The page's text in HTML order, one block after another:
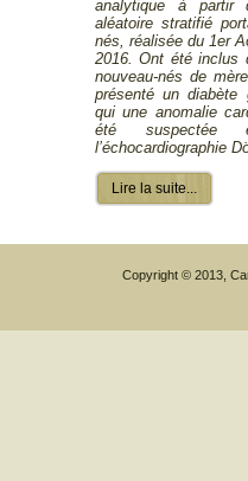
analytique à partir
aléatoire stratifié
nés, réalisée du 1er
2016. Ont été inclus
nouveau-nés de
présenté un diabète
qui une anomalie
été suspectée
l’échocardiographie
Lire la suite...
Copyright © 2013,